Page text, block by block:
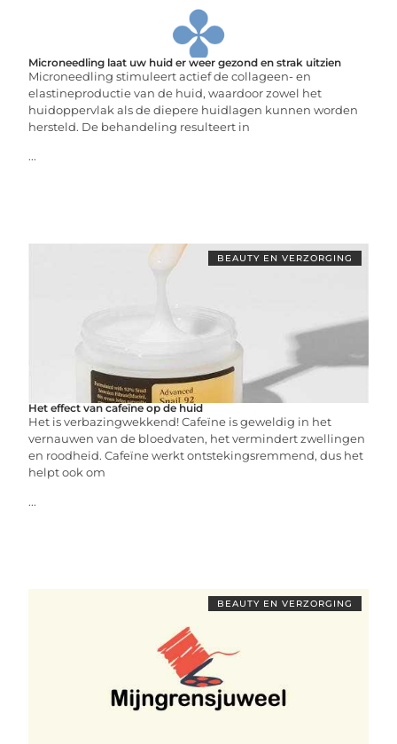
Microneedling laat uw huid er weer gezond en strak uitzien
Microneedling stimuleert actief de collageen- en
elastineproductie van de huid, waardoor zowel het
huidoppervlak als de diepere huidlagen kunnen worden
hersteld. De behandeling resulteert in
...
BEAUTY EN VERZORGING
Het effect van cafeïne op de huid
Het is verbazingwekkend! Cafeïne is geweldig in het
vernauwen van de bloedvaten, het vermindert zwellingen
en roodheid. Cafeïne werkt ontstekingsremmend, dus het
helpt ook om
...
BEAUTY EN VERZORGING